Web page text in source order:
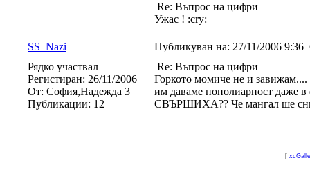
Re: Въпрос на цифри
Ужас ! :cry:
SS_Nazi Публикуван на: 27/11/2006 9:36
Рядко участвал
Регистиран: 26/11/2006
От: София,Надежда 3
Публикации: 12
Re: Въпрос на цифри
Горкото момиче не и
им даваме пополиарност
СВЪРШИХА?? Че мангал ше
[